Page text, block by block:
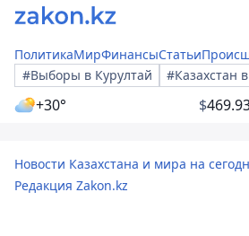
ПолитикаМирФинансыСтатьи
#Выборы в Курултай
#Казахстан
+30° $
Новости Казахстана и мира на
Редакция Zakon.kz